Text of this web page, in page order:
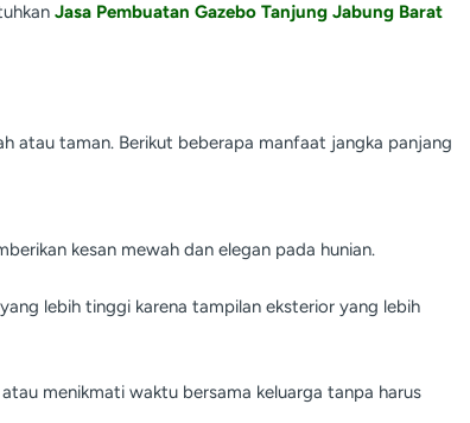
Jasa Pembuatan Gazebo Tanjung Jabung Barat
atau taman. Berikut beberapa manfaat jangka panjang
kesan mewah dan elegan pada hunian.
lebih tinggi karena tampilan eksterior yang lebih
menikmati waktu bersama keluarga tanpa harus